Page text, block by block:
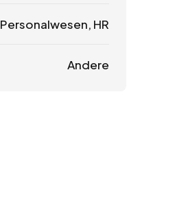
Personalwesen, HR
Andere